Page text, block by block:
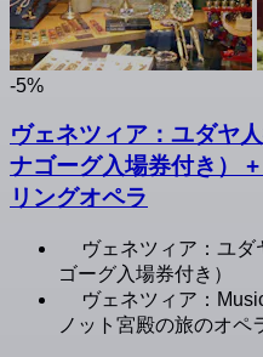
-5%
ヴェネツィア：ユダヤ
ナゴーグ入場券付き）
リングオペラ
ヴェネツィア：ユ
ゴーグ入場券付き）
ヴェネツィア：
ノット宮殿の旅のオペ